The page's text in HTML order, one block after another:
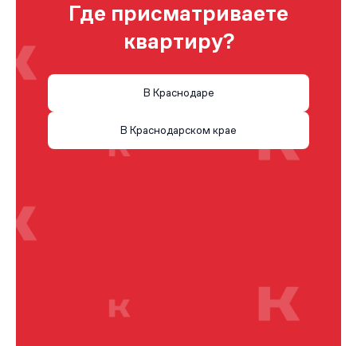
Где присматриваете
квартиру?
В Краснодаре
В Краснодарском крае